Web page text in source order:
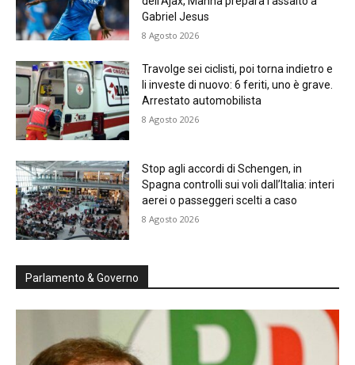
Gabriel Jesus
8 Agosto 2026
Travolge sei ciclisti, poi torna indietro e
li investe di nuovo: 6 feriti, uno è grave.
Arrestato automobilista
8 Agosto 2026
Stop agli accordi di Schengen, in
Spagna controlli sui voli dall’Italia: interi
aerei o passeggeri scelti a caso
8 Agosto 2026
Parlamento & Governo